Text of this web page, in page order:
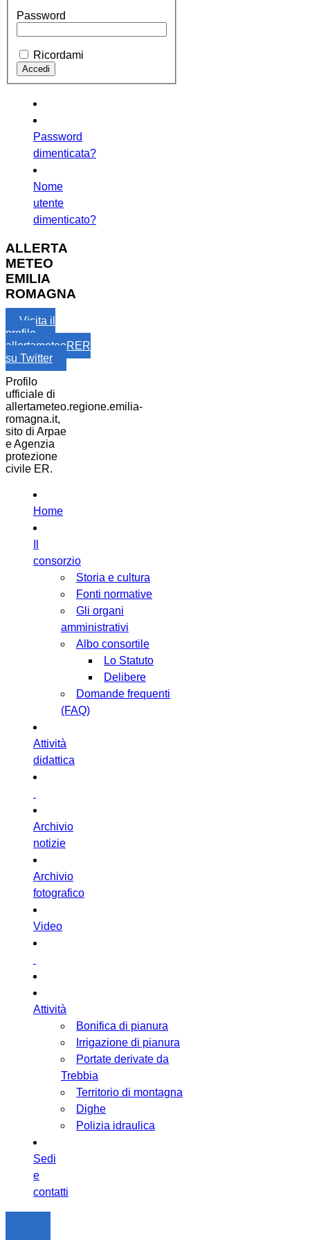
Password
Ricordami
Password
dimenticata?
Nome
utente
dimenticato?
ALLERTA
METEO
EMILIA
ROMAGNA
Visita il
profilo
allertameteoRER
su Twitter
Profilo
ufficiale di
allertameteo.regione.emilia-
romagna.it,
sito di Arpae
e Agenzia
protezione
civile ER.
Home
consorzio
Storia e cultura
Fonti normative
Gli organi
amministrativi
Albo consortile
Lo Statuto
Delibere
Domande frequenti
(FAQ)
Attività
didattica
Archivio
notizie
Archivio
fotografico
Video
Attività
Bonifica di pianura
Irrigazione di pianura
Portate derivate da
Trebbia
Territorio di montagna
Dighe
Polizia idraulica
Sedi
e
contatti